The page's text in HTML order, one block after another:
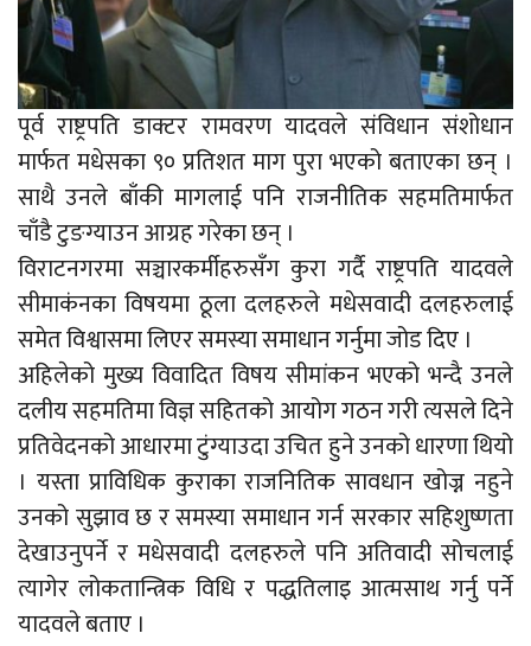
पूर्व राष्ट्रपति डाक्टर रामवरण यादवले संविधान संशोधान
मार्फत मधेसका ९० प्रतिशत माग पुरा भएको बताएका छन् ।
साथै उनले बाँकी मागलाई पनि राजनीतिक सहमतिमार्फत
चाँडै टुङग्याउन आग्रह गरेका छन् ।
विराटनगरमा सञ्चारकर्मीहरुसँग कुरा गर्दै राष्ट्रपति यादवले
सीमाकंनका विषयमा ठूला दलहरुले मधेसवादी दलहरुलाई
समेत विश्वासमा लिएर समस्या समाधान गर्नुमा जोड दिए ।
अहिलेको मुख्य विवादित विषय सीमांकन भएको भन्दै उनले
दलीय सहमतिमा विज्ञ सहितको आयोग गठन गरी त्यसले दिने
प्रतिवेदनको आधारमा टुंग्याउदा उचित हुने उनको धारणा थियो
। यस्ता प्राविधिक कुराका राजनितिक सावधान खोज्न नहुने
उनको सुझाव छ र समस्या समाधान गर्न सरकार सहिशुष्णता
देखाउनुपर्ने र मधेसवादी दलहरुले पनि अतिवादी सोचलाई
त्यागेर लोकतान्त्रिक विधि र पद्धतिलाइ आत्मसाथ गर्नु पर्ने
यादवले बताए ।